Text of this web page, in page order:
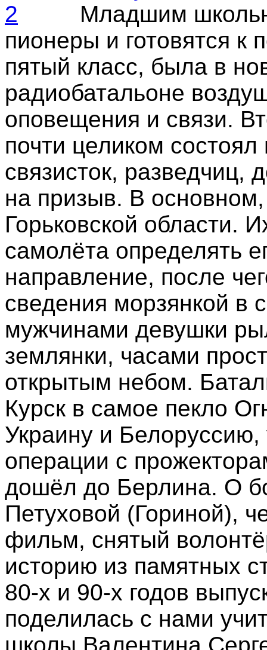
Младшим
пионеры и готовятся к
пятый класс, была в
радиобатальоне
оповещения и связи.
почти целиком
связисток, разведчиц,
на призыв. В
Горьковской области.
самолёта определять
направление, после
сведения морзянкой в
мужчинами девушки
землянки, часами
открытым небом.
Курск в самое пекло
Украину и
операции с
дошёл до Берлина. О
Петуховой (Гориной),
фильм, снятый
историю из памятных
80-х и 90-х годов
поделилась с нами
школы Валентина